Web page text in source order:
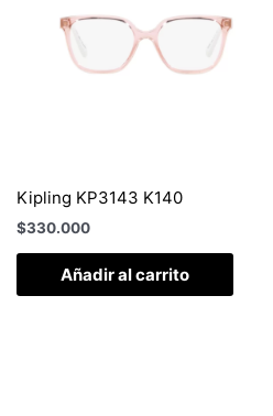
Kipling KP3143 K140
$330.000
Añadir al carrito